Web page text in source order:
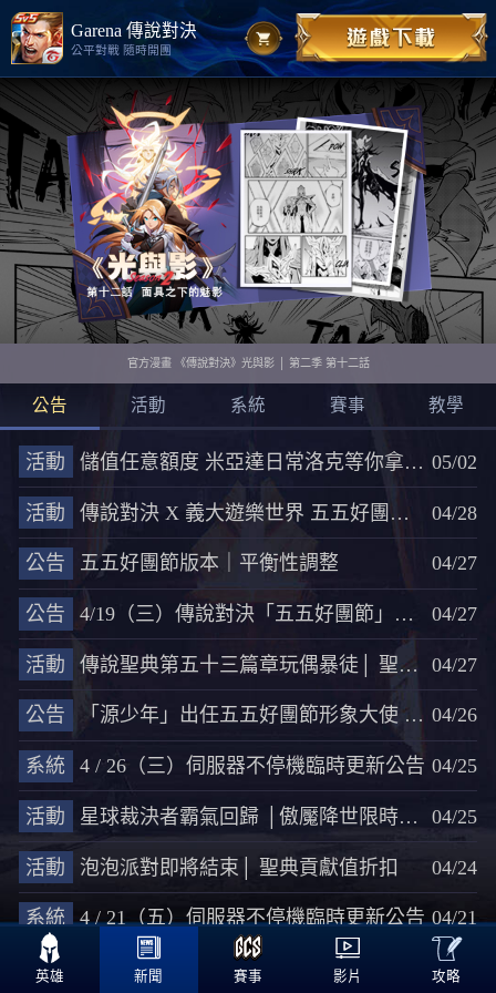
Garena 傳說對決
公平對戰 隨時開團
官方漫畫 《傳說對決》光與影 │ 第二季 第十二話
公告 活動 系統 賽事 教學
活動 儲值任意額度 米亞達日常洛克等你拿| 登入七天即領！ 05/02
活動 傳說對決 X 義大遊樂世界 五五好團節特別聯名活動 04/28
公告 五五好團節版本｜平衡性調整 04/27
公告 4/19（三）傳說對決「五五好團節」更新公告 04/27
活動 傳說聖典第五十三篇章玩偶暴徒│ 聖典預購開跑！ 04/27
公告 「源少年」出任五五好團節形象大使 主題曲《Hun Ah…嗯》即刻上線 04/26
系統 4 / 26（三）伺服器不停機臨時更新公告 04/25
活動 星球裁決者霸氣回歸 │傲魘降世限時重啟! 04/25
活動 泡泡派對即將結束│ 聖典貢獻值折扣 04/24
系統 4 / 21（五）伺服器不停機臨時更新公告 04/21
<< 137 >>
英雄 新聞 賽事 影片

攻略